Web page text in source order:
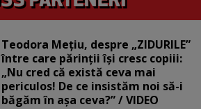
Teodora Mețiu, despre „ZIDURILE”
între care părinții își cresc copiii:
„Nu cred că există ceva mai
periculos! De ce insistăm noi să-i
băgăm în așa ceva?” / VIDEO